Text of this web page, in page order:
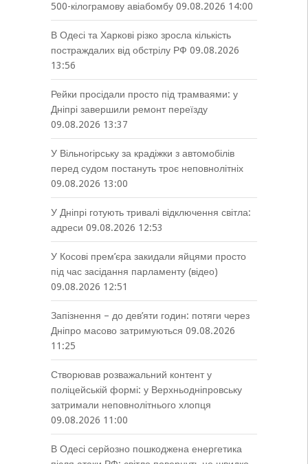
500-кілограмову авіабомбу 09.08.2026 14:00
В Одесі та Харкові різко зросла кількість
постраждалих від обстрілу РФ 09.08.2026
13:56
Рейки просідали просто під трамваями: у
Дніпрі завершили ремонт переїзду
09.08.2026 13:37
У Вільногірську за крадіжки з автомобілів
перед судом постануть троє неповнолітніх
09.08.2026 13:00
У Дніпрі готують тривалі відключення світла:
адреси 09.08.2026 12:53
У Косові прем’єра закидали яйцями просто
під час засідання парламенту (відео)
09.08.2026 12:51
Запізнення – до дев’яти годин: потяги через
Дніпро масово затримуються 09.08.2026
11:25
Створював розважальний контент у
поліцейській формі: у Верхньодніпровську
затримали неповнолітнього хлопця
09.08.2026 11:00
В Одесі серйозно пошкоджена енергетика